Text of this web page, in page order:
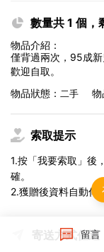
數量共 1 個，
物品介紹：
僅背過兩次，95成
歡迎自取。
物品狀態： 二手
索取提示
1.按「我要索取」後
確。
2.獲贈後資料自動傳
寄送方式任選
留言